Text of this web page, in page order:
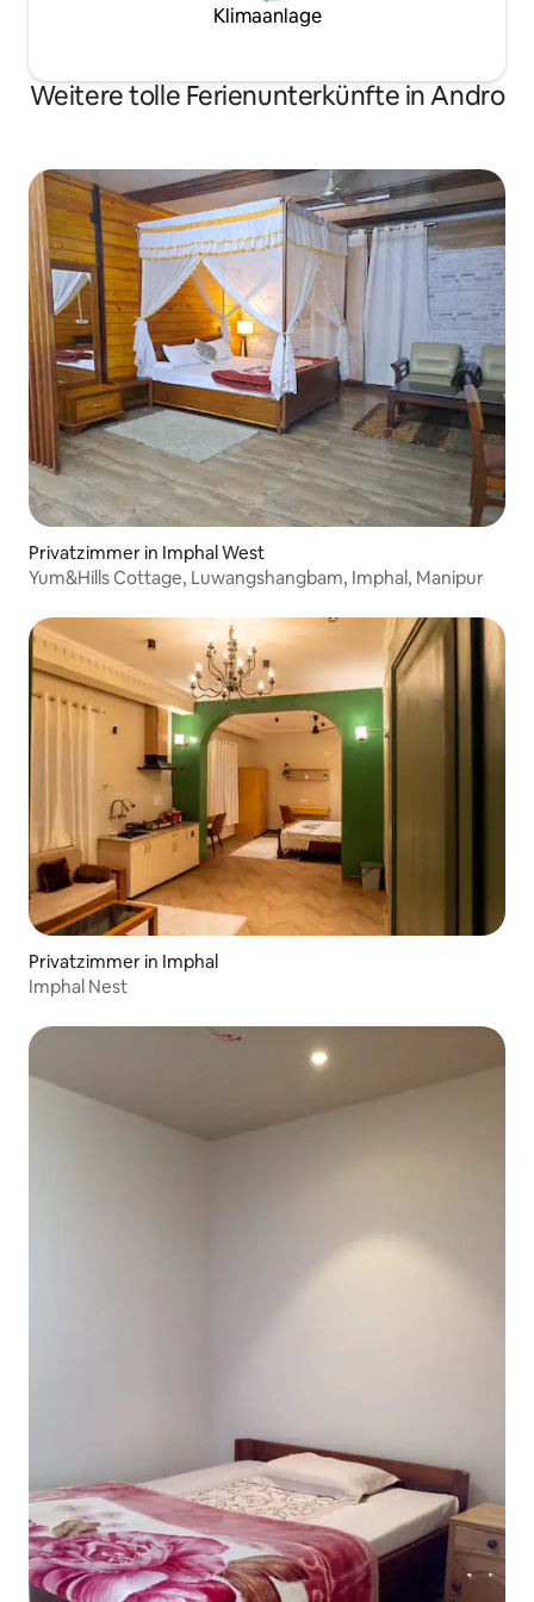
Klimaanlage
Weitere tolle Ferienunterkünfte in Andro
Privatzimmer in Imphal West
Yum&Hills Cottage, Luwangshangbam, Imphal, Manipur
Privatzimmer in Imphal
Imphal Nest